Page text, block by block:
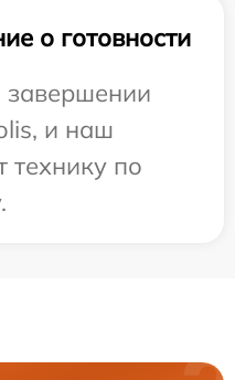
о готовности
и наш
технику по